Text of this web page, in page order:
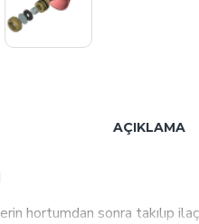
AÇIKLAMA
hortumdan sonra takılıp